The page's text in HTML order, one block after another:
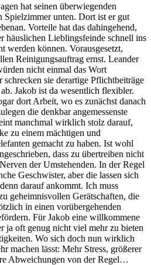
hat seinen überwiegenden
Spielzimmer unten. Dort ist er gut
Vorteile hat das dahingehend,
häuslichen Lieblingsfeinde schnell ins
werden können. Vorausgesetzt,
Reinigungsauftrag ernst. Leander
nicht einmal das Wort
schrecken sie derartige Pflichtbeiträge
Jakob ist da wesentlich flexibler.
dort Arbeit, wo es zunächst danach
die denkbar angemessenste
manchmal wirklich stolz darauf,
zu einem mächtigen und
gemacht zu haben. Ist wohl
dass zu übertreiben nicht
der Umstehenden. In der Regel
Geschwister, aber die lassen sich
darauf ankommt. Ich muss
geheimnisvollen Gerätschaften, die
in einen vorübergehenden
Für Jakob eine willkommene
ja oft genug nicht viel mehr zu bieten
Wo sich doch nun wirklich
machen lässt: Mehr Stress, größerer
Abweichungen von der Regel…